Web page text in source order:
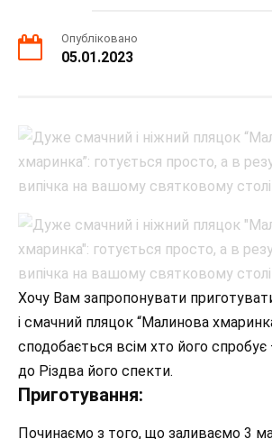
Опубліковано
05.01.2023
Хочу Вам запропонувати
і смачний пляцок “Малинова
сподобається всім хто його
до Різдва його спекти.
Приготування:
Починаємо з того, що заливаємо 3